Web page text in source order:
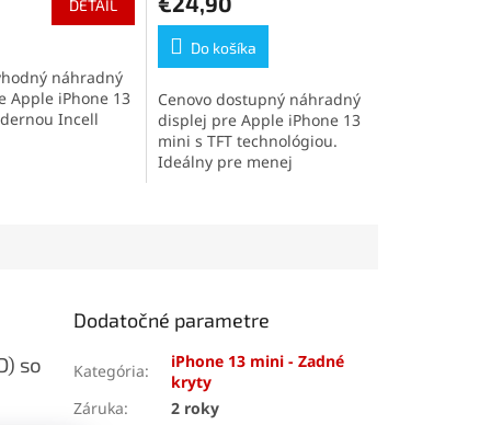
DETAIL
náhradný
Apple iPhone 13
Incell
Do košíka
Cenovo dostupný náhradný
displej pre Apple iPhone 13
mini s TFT technológiou.
Ideálny pre menej
so
Dodatočné parametre
Kategória:
iPhone 13 mini - Zadné
kryty
Záruka: 2 roky